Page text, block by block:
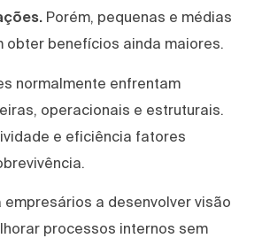
Porém, pequenas e médias
obter benefícios ainda maiores.
normalmente enfrentam
operacionais e estruturais.
e eficiência fatores
empresários a desenvolver visão
processos internos sem